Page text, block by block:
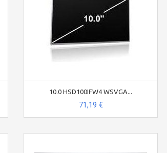
10.0 HSD100IFW4 WSVGA...
71,19 €